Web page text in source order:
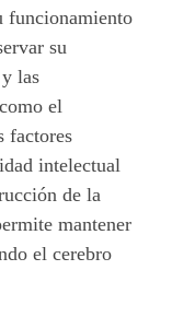
funcionamiento
su
las
el
factores
intelectual
de la
mantener
el cerebro